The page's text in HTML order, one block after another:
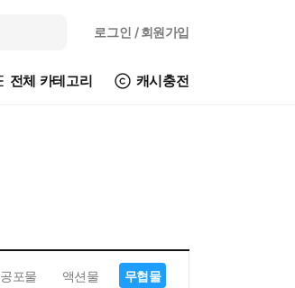
로그인 / 회원가입
전체 카테고리 캐시충전
공포물 액션물 무협물